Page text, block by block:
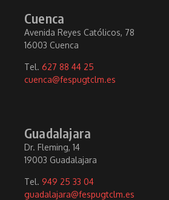
Cuenca
Avenida Reyes Católicos, 78
16003 Cuenca
Tel. 627 88 44 25
cuenca@fespugtclm.es
Guadalajara
Dr. Fleming, 14
19003 Guadalajara
Tel. 949 25 33 04
guadalajara@fespugtclm.es